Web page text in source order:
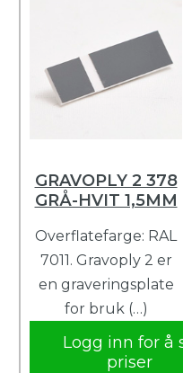
GRAVOPLY 2 378
GRÅ-HVIT 1,5MM
Overflatefarge: RAL
7011. Gravoply 2 er
en graveringsplate
for bruk (…)
Logg inn for å
priser